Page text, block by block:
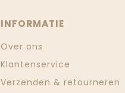
INFORMATIE
Over ons
Klantenservice
Verzenden & retourneren